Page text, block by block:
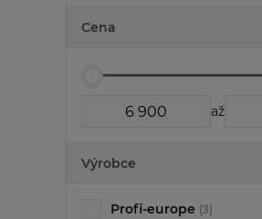
Cena
až
Výrobce
Profi-europe (3)